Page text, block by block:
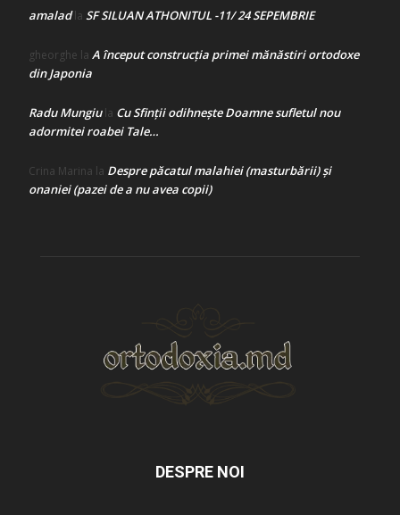
amaladla SF SILUAN ATHONITUL -11/ 24 SEPEMBRIE
gheorghe la A început construcţia primei mănăstiri ortodoxe
din Japonia
Radu Mungiula Cu Sfinții odihnește Doamne sufletul nou
adormitei roabei Tale…
Crina Marina la Despre păcatul malahiei (masturbării) şi
onaniei (pazei de a nu avea copii)
DESPRE NOI